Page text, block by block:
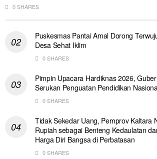
0 SHARES
Puskesmas Pantai Amal Dorong
Desa Sehat Iklim
0 SHARES
Pimpin Upacara Hardiknas 2026,
Serukan Penguatan Pendidikan
0 SHARES
Tidak Sekedar Uang, Pemprov Kaltara
Rupiah sebagai Benteng Kedaulatan
Harga Diri Bangsa di Perbatasan
0 SHARES